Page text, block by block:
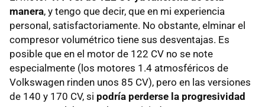
manera, y tengo que decir, que en mi experiencia
personal, satisfactoriamente. No obstante, elminar el
compresor volumétrico tiene sus desventajas. Es
posible que en el motor de 122 CV no se note
especialmente (los motores 1.4 atmosféricos de
Volkswagen rinden unos 85 CV), pero en las versiones
de 140 y 170 CV, si podría perderse la progresividad